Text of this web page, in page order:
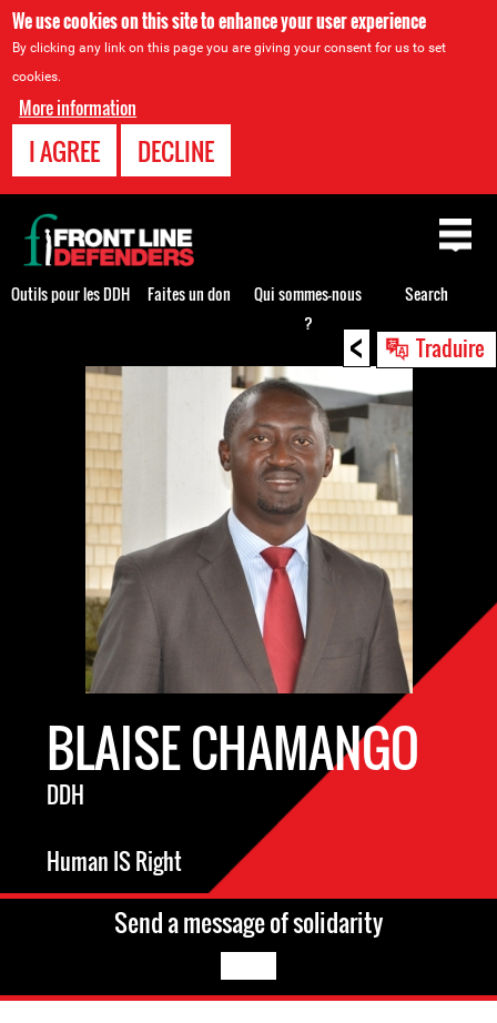
We use cookies on this site to enhance your user experience
By clicking any link on this page you are giving your consent for us to set
cookies.
More information
I AGREE DECLINE
< Traduire
BLAISE CHAMANGO
DDH
Human IS Right
Send a message of solidarity
Back
to
top
Outils pour les DDH Faites un don
Qui sommes-nous
?
Search